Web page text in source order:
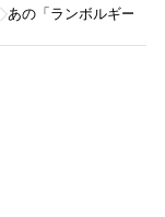
あの「ランボルギーニ